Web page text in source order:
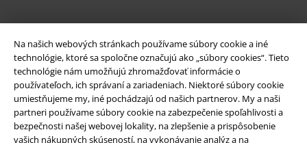
Na našich webových stránkach používame súbory cookie a iné
technológie, ktoré sa spoločne označujú ako „súbory cookies“. Tieto
technológie nám umožňujú zhromažďovať informácie o
používateľoch, ich správaní a zariadeniach. Niektoré súbory cookie
umiestňujeme my, iné pochádzajú od našich partnerov. My a naši
partneri používame súbory cookie na zabezpečenie spoľahlivosti a
bezpečnosti našej webovej lokality, na zlepšenie a prispôsobenie
vašich nákupných skúseností, na vykonávanie analýz a na
Právne informácie